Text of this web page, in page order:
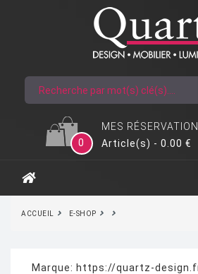
MES
0
Article(s) - 0.00 €
ACCUEIL E-SHOP
Marque: https://quartz-